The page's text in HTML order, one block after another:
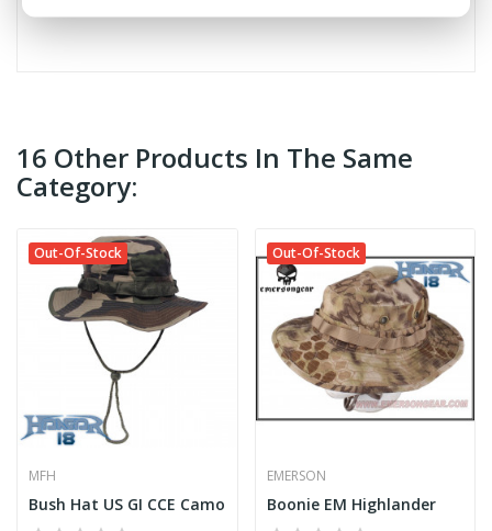
16 Other Products In The Same
Category:
Out-Of-Stock
MFH
Bush Hat US GI CCE Camo
Out-Of-Stock
EMERSON
Boonie EM Highlander